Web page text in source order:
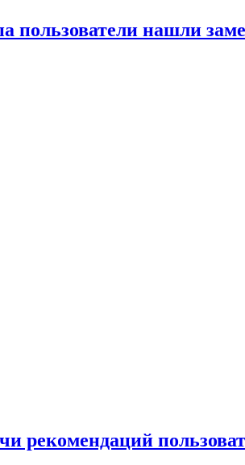
пользователи нашли
рекомендаций